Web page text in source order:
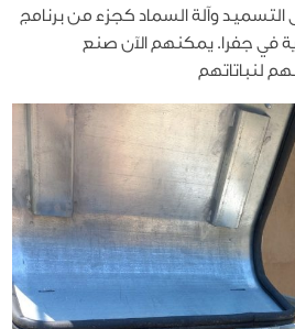
التسميد وآلة السماد كجزء من برنامج
في جفرا. يمكنهم الآن صنع
لنباتاتهم